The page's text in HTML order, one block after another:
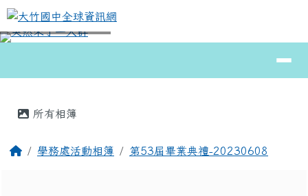
跳至主內容區
大竹國中全球資訊網
⏸
所有相簿
回首頁學務處活動相簿 第53屆畢業典禮-20230608